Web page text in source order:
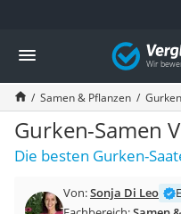
Die beliebtesten Vergleiche
Baumarkt
Tresor feuerfest
Makita-Akku-Rasenmäher
Kappsäge
Smartes Türschloss
Akku-Rasentrimmer
Split-Klimaanlage 2
Vergleich
Samen & Pflanzen
Gurken-Samen
Die besten Gurken-
Von:Sonja Di Leo